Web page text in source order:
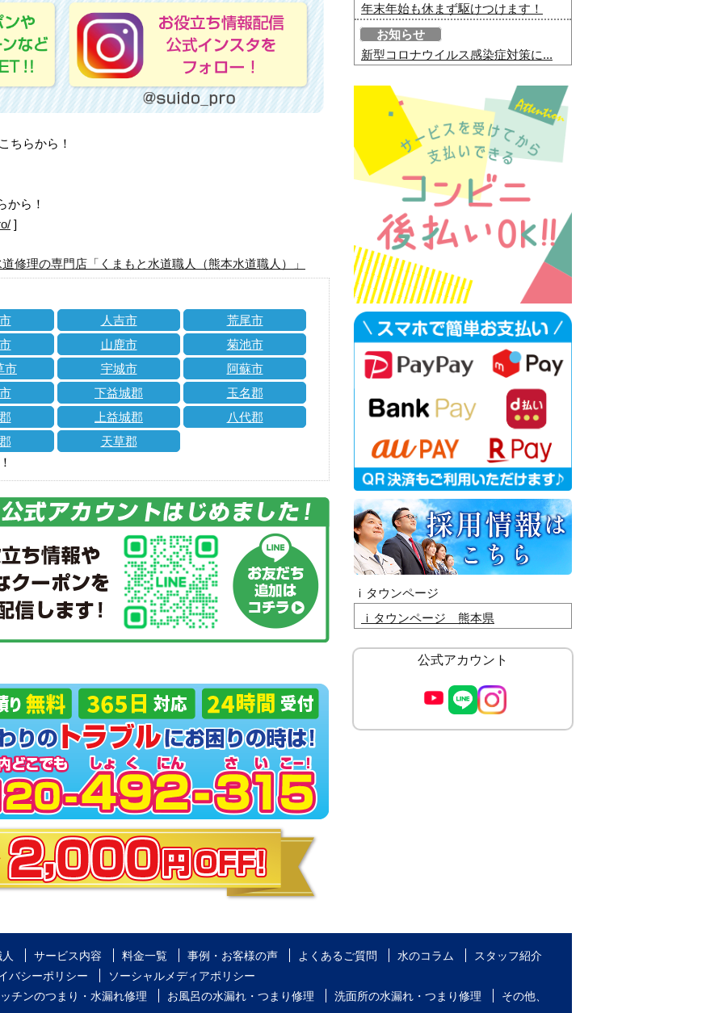
ちらから！
から！
]
修理の専門店「くまもと水道職人（熊本水道職人）」
人吉市
荒尾市
山鹿市
菊池市
市 宇城市
阿蘇市
下益城郡
玉名郡
上益城郡
八代郡
天草郡
年末年始も休まず駆けつけます！
お知らせ
新型コロナウイルス感染症対策に...
ｉタウンページ
ｉタウンページ 熊本県
公式アカウント
サービス内容 料金一覧 事例・お客様の声 よくあるご質問 水のコラム
スタッフ紹介
バシーポリシー
ソーシャルメディアポリシー
チンのつまり・水漏れ修理 お風呂の水漏れ・つまり修理 洗面所の水漏れ・つまり修理
その他、